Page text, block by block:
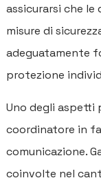
assicurarsi che
misure di
adeguatamente
protezione
Uno degli aspetti
coordinatore in
comunicazione.
coinvolte nel